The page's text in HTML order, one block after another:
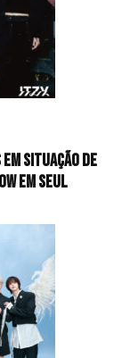
situação de
em Seul